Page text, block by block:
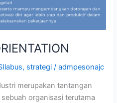
, strategi /admpesonajc
merupakan tantangan
organisasi terutama